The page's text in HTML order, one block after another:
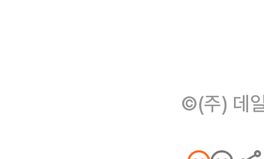
©(주) 데